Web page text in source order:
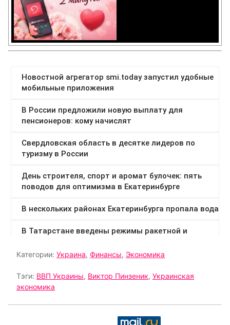
Категории: Украина, Финансы, Экономика
Тэги: ВВП Украины, Виктор Пинзеник, Украинская
экономика